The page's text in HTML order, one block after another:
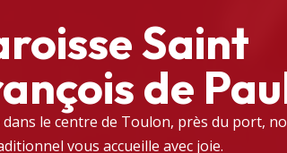
Saint
de
dans le centre de Toulon, près du port,
vous accueille avec joie.